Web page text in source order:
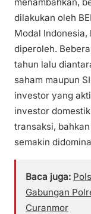
menambahkan,
dilakukan oleh
Modal
diperoleh.
tahun lalu
saham maupun
investor yang
investor
transaksi,
semakin
Baca juga:
Gabungan
Curanmor